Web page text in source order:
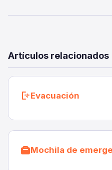
Artículos relacionados
Evacuación
Mochila de